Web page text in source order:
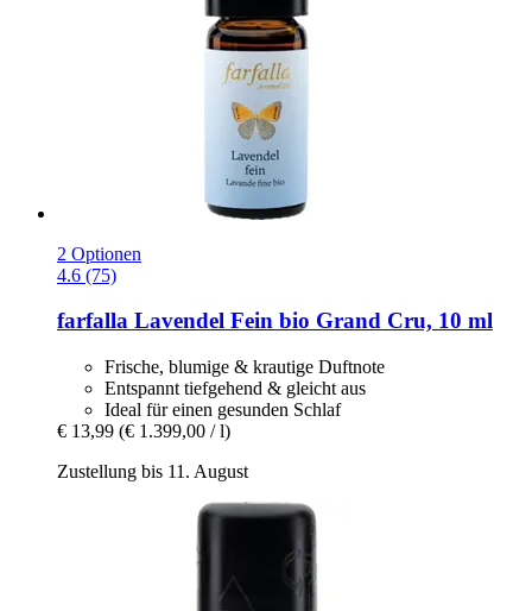
2 Optionen
4.6 (75)
farfalla Lavendel Fein bio Grand Cru, 10 ml
Frische, blumige & krautige Duftnote
Entspannt tiefgehend & gleicht aus
Ideal für einen gesunden Schlaf
€ 13,99 (€ 1.399,00 / l)
Zustellung bis 11. August